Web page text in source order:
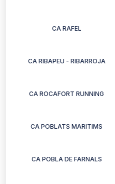
CA RAFEL
CA RIBAPEU - RIBARROJA
CA ROCAFORT RUNNING
CA POBLATS MARITIMS
CA POBLA DE FARNALS